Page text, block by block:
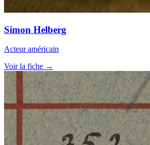
Simon Helberg
Acteur américain
Voir la fiche →